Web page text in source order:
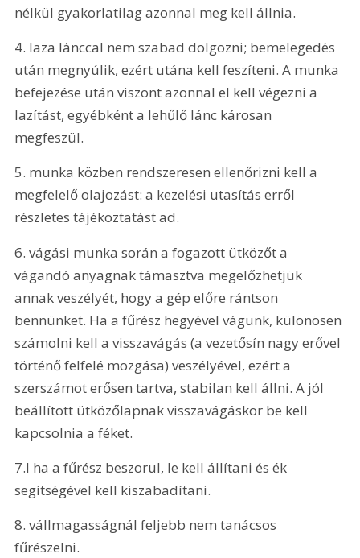
nélkül gyakorlatilag azonnal meg kell állnia.
4. laza lánccal nem szabad dolgozni; bemelegedés
után megnyúlik, ezért utána kell feszíteni. A munka
befejezése után viszont azonnal el kell végezni a
lazítást, egyébként a lehűlő lánc károsan
megfeszül.
5. munka közben rendszeresen ellenőrizni kell a
megfelelő olajozást: a kezelési utasítás erről
részletes tájékoztatást ad.
6. vágási munka során a fogazott ütközőt a
vágandó anyagnak támasztva megelőzhetjük
annak veszélyét, hogy a gép előre rántson
bennünket. Ha a fűrész hegyével vágunk, különösen
számolni kell a visszavágás (a vezetősín nagy erővel
történő felfelé mozgása) veszélyével, ezért a
szerszámot erősen tartva, stabilan kell állni. A jól
beállított ütközőlapnak visszavágáskor be kell
kapcsolnia a féket.
7.l ha a fűrész beszorul, le kell állítani és ék
segítségével kell kiszabadítani.
8. vállmagasságnál feljebb nem tanácsos
fűrészelni.